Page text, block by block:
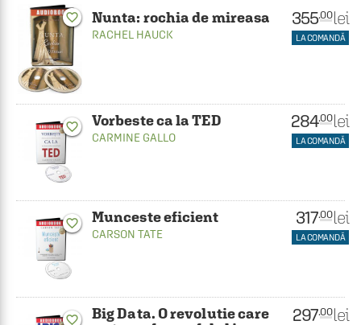
favorite_border Nunta: rochia de mireasa
RACHEL HAUCK
355.00 lei
LA COMANDĂ
favorite_border Vorbeste ca la TED
CARMINE GALLO
284.00 lei
LA COMANDĂ
favorite_border Munceste eficient
CARSON TATE
317.00 lei
LA COMANDĂ
favorite_border
Big Data. O revolutie care
297.00 lei